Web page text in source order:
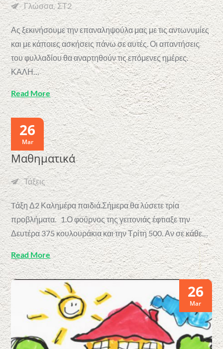
Γλώσσα ΣΤ2
Ας ξεκινήσουμε την επαναληψούλα μας με τις αντωνυμίες
και με κάποιες ασκήσεις πάνω σε αυτές. Οι απαντήσεις
του φυλλαδίου θα αναρτηθούν τις επόμενες ημέρες.
ΚΑΛΗ…
Read More
26
Mar
Μαθηματικά
Τάξεις
Tάξη Δ2 Καλημέρα παιδιά.Σήμερα θα λύσετε τρία
προβλήματα. 1.Ο φούρνος της γειτονιάς έφτιαξε την
Δευτέρα 375 κουλουράκια και την Τρίτη 500. Αν σε κάθε…
Read More
26
Mar